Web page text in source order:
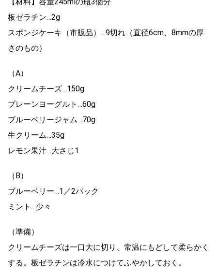
板ゼラチン…2g
スポンジケーキ（市販品）…9切れ（直径6cm、8mmの厚
さのもの）
（A）
クリームチーズ…150g
プレーンヨーグルト…60g
ブルーベリージャム…70g
生クリーム…35g
レモン果汁…大さじ1
（B）
ブルーベリー…1／2パック
ミント…少々
（準備）
クリームチーズは一口大に切り、常温にもどして柔らかく
する。板ゼラチンは冷水につけてふやかしておく。